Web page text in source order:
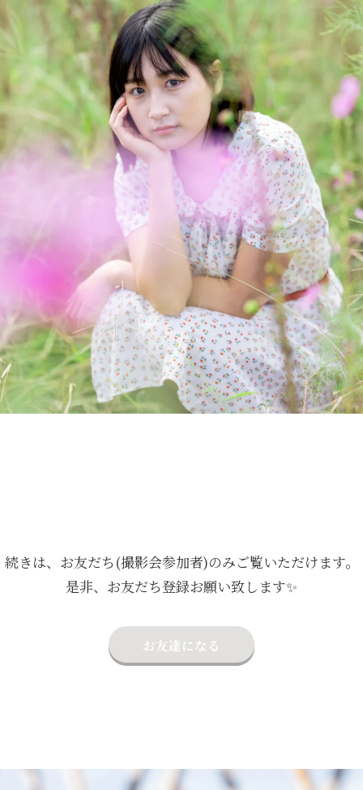
続きは、お友だち(撮影会参加者)のみご覧いただけます。
是非、お友だち登録お願い致します✨
お友達になる